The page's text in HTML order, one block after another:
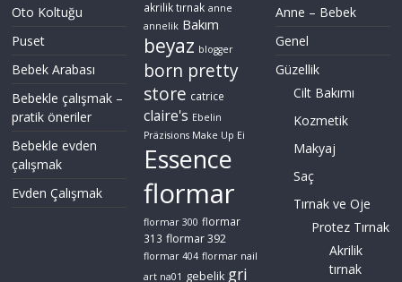
Oto Koltuğu
Puset
Bebek Arabası
Bebekle çalışmak –
pratik öneriler
Bebekle evden
çalışmak
Evden Çalışmak
akrilik tırnak anne
annelik Bakım
beyaz blogger
born pretty
store catrice
claire's Ebelin
Präzisions Make Up Ei
Essence
flormar
flormar 300 flormar
313 flormar 392
flormar 404 flormar nail
art na01 gebelik gri
Anne – Bebek
Genel
Güzellik
Cilt Bakımı
Kozmetik
Makyaj
Saç
Tırnak ve Oje
Protez Tırnak
Akrilik
tırnak